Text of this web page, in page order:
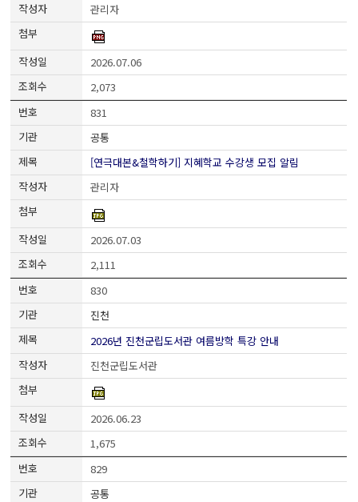
관리자
2026.07.06
2,073
831
공통
[연극대본&철학하기] 지혜학교 수강생 모집 알림
관리자
2026.07.03
2,111
830
진천
2026년 진천군립도서관 여름방학 특강 안내
진천군립도서관
2026.06.23
1,675
829
공통